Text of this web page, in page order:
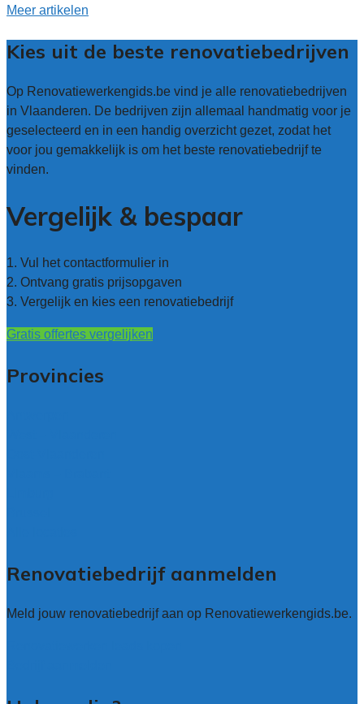
Meer artikelen
Kies uit de beste renovatiebedrijven
Op Renovatiewerkengids.be vind je alle renovatiebedrijven
in Vlaanderen. De bedrijven zijn allemaal handmatig voor je
geselecteerd en in een handig overzicht gezet, zodat het
voor jou gemakkelijk is om het beste renovatiebedrijf te
vinden.
Vergelijk & bespaar
1. Vul het contactformulier in
2. Ontvang gratis prijsopgaven
3. Vergelijk en kies een renovatiebedrijf
Gratis offertes vergelijken
Provincies
Renovatiebedrijf aanmelden
Meld jouw renovatiebedrijf aan op Renovatiewerkengids.be.